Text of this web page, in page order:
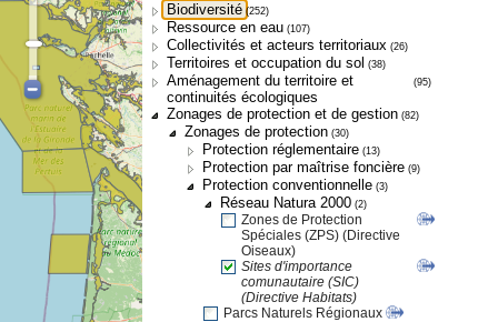
Biodiversité (252)
Ressource en eau (107)
Collectivités et acteurs territoriaux (26)
Territoires et occupation du sol (38)
Aménagement du territoire et
continuités écologiques
(95)
Zonages de protection et de gestion (82)
Zonages de protection (30)
Protection réglementaire (13)
Protection par maîtrise foncière (9)
Protection conventionnelle (3)
Réseau Natura 2000 (2)
Zones de Protection
Spéciales (ZPS) (Directive
Oiseaux)
Sites d'importance
comunautaire (SIC)
(Directive Habitats)
Parcs Naturels Régionaux